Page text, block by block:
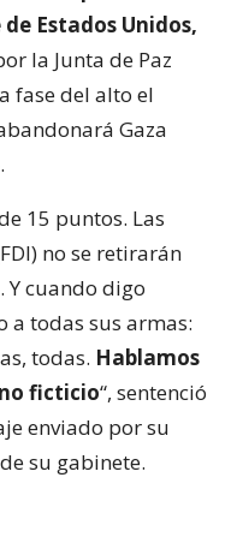
Estados Unidos,
la Junta de Paz
fase del alto el
Gaza
15 puntos. Las
no se retirarán
Y cuando digo
a todas sus armas:
todas. Hablamos
ficticio“, sentenció
enviado por su
su gabinete.